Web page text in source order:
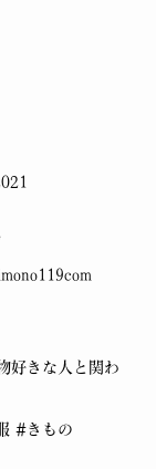
好きな人と関わ
#きもの